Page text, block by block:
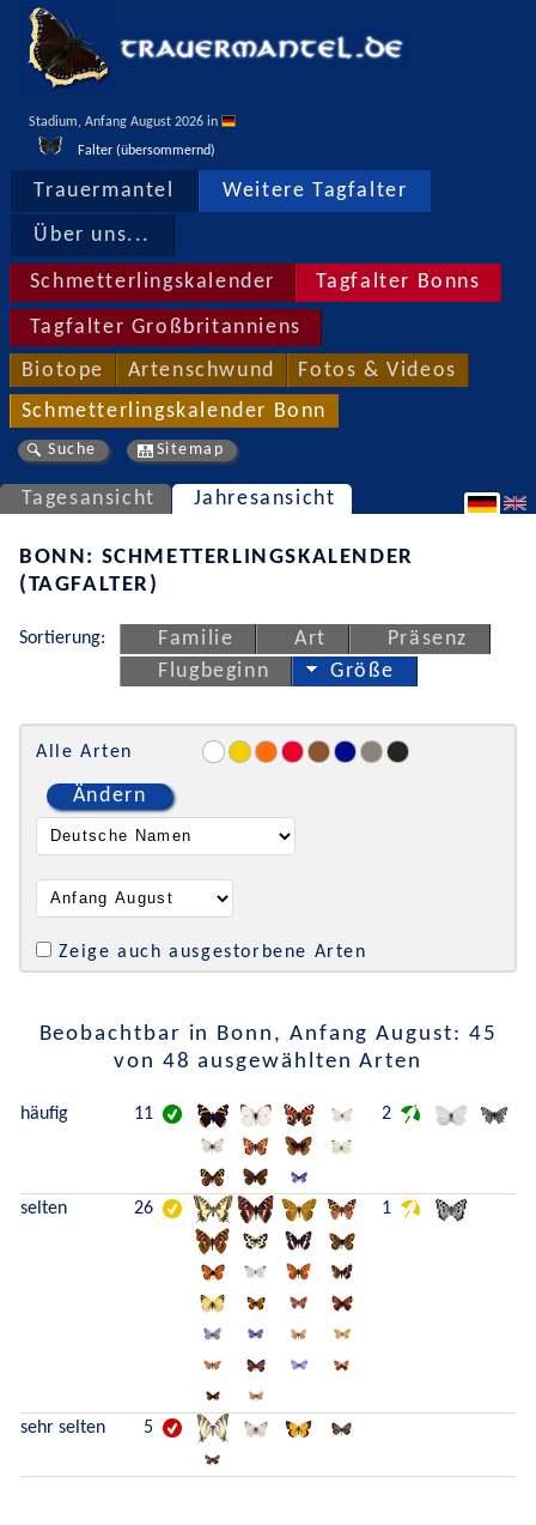
Stadium, Anfang August 2026 in
Falter (übersommernd)
Trauermantel Weitere Tagfalter
Über uns...
Schmetterlingskalender Tagfalter Bonns
Tagfalter Großbritanniens
Biotope Artenschwund Fotos & Videos
Schmetterlingskalender Bonn
Suche Sitemap
Tagesansicht Jahresansicht
BONN: SCHMETTERLINGSKALENDER
(TAGFALTER)
Sortierung: Familie Art
Präsenz
Flugbeginn
Größe
Alle Arten
Ändern
Zeige auch ausgestorbene Arten
Beobachtbar in Bonn, Anfang August: 45
von 48 ausgewählten Arten
häufig 11 2
selten 26 1
sehr selten 5